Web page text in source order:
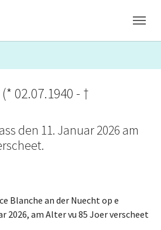
02.07.1940 - †
den 11. Januar 2026 am
Blanche an der Nuecht op e
2026, am Alter vu 85 Joer verscheet